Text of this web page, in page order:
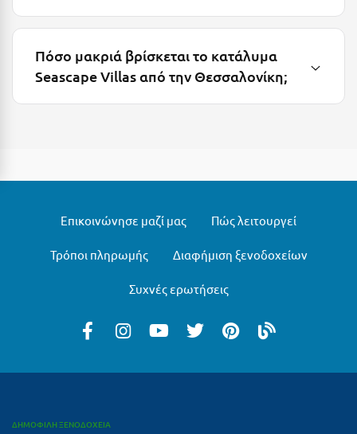
Τήνος
Τολό
Πόσο μακριά βρίσκεται το κατάλυμα
Seascape Villas από την Θεσσαλονίκη;
Επικοινώνησε μαζί μας Πώς λειτουργεί
Τρόποι πληρωμής Διαφήμιση ξενοδοχείων
Συχνές ερωτήσεις
ΔΗΜΟΦΙΛΗ ΞΕΝΟΔΟΧΕΙΑ